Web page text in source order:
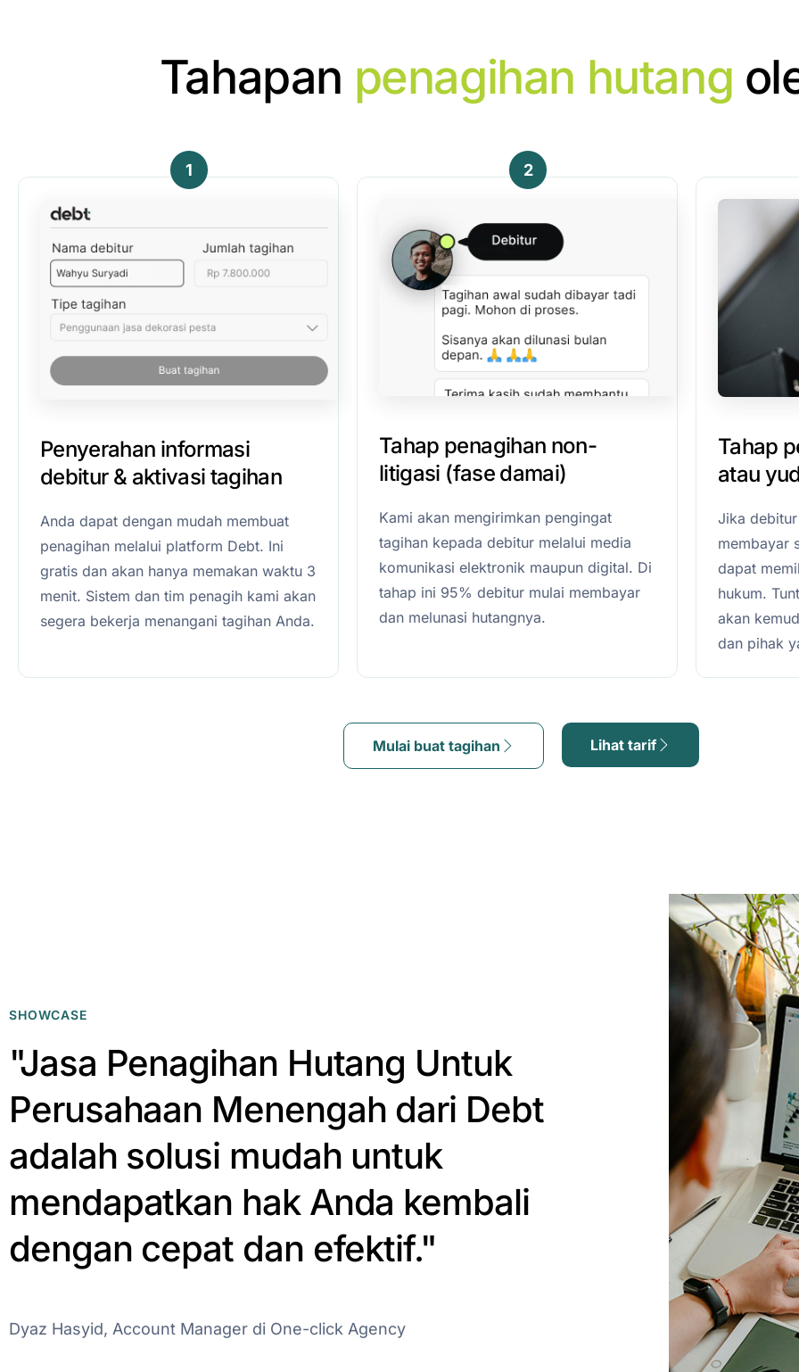
Tahapan penagihan hutang
1
Penyerahan informasi
debitur & aktivasi tagihan
Anda dapat dengan mudah membuat
penagihan melalui platform Debt. Ini
gratis dan akan hanya memakan waktu 3
menit. Sistem dan tim penagih kami akan
segera bekerja menangani tagihan Anda.
2
Tahap penagihan non-
litigasi (fase damai)
Kami akan mengirimkan pengingat
tagihan kepada debitur melalui media
komunikasi elektronik maupun digital. Di
tahap ini 95% debitur mulai membayar
dan melunasi hutangnya.
Tahap
atau
Jika
membayar
dapat
hukum.
akan
dan pihak
Mulai buat tagihan Lihat tarif
SHOWCASE
"Jasa Penagihan Hutang Untuk
Perusahaan Menengah dari Debt
adalah solusi mudah untuk
mendapatkan hak Anda kembali
dengan cepat dan efektif."
Dyaz Hasyid, Account Manager di One-click Agency